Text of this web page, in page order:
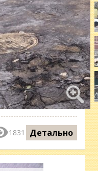
1831 Детально